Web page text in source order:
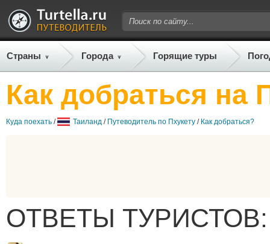
Страны Города Горящие туры
Как добраться на
Куда поехать / Таиланд / Путеводитель по Пхукету / Как добраться?
ОТВЕТЫ ТУРИСТОВ: